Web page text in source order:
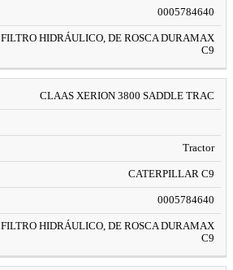
0005784640
FILTRO HIDRÁULICO, DE ROSCA DURAMAX
C9
CLAAS XERION 3800 SADDLE TRAC
Tractor
CATERPILLAR C9
0005784640
FILTRO HIDRÁULICO, DE ROSCA DURAMAX
C9